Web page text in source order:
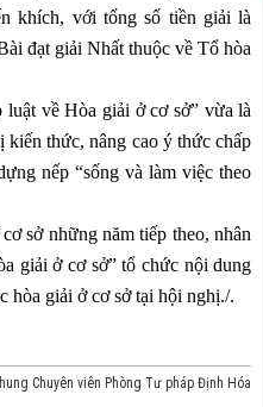
khích, với tổng số tiền giải là
đạt giải Nhất thuộc về Tổ hòa
về Hòa giải ở cơ sở” vừa là
kiến thức, nâng cao ý thức chấp
nếp “sống và làm việc theo
sở những năm tiếp theo, nhân
giải ở cơ sở” tổ chức nội dung
hòa giải ở cơ sở tại hội nghị./.
Chuyên viên Phòng Tư pháp Định Hóa